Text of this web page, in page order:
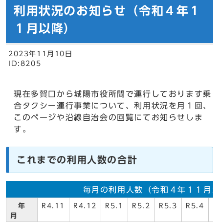
利用状況のお知らせ（令和４年１
１月以降）
2023年11月10日
ID:8205
現在多賀口から城陽市役所間で運行しております乗
合タクシー運行事業について、利用状況を月１回、
このページや沿線自治会の回覧にてお知らせしま
す。
これまでの利用人数の合計
毎月の利用人数（令和４年１１月
年
月
R4.11 R4.12 R5.1 R5.2 R5.3 R5.4